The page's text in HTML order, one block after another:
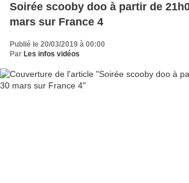
Soirée scooby doo à partir de
mars sur France 4
Publié le 20/03/2019 à 00:00
Par Les infos vidéos